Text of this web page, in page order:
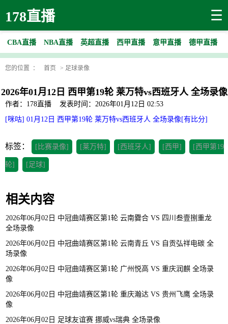
178直播 ☰
CBA直播 NBA直播 英超直播 西甲直播 意甲直播 德甲直播
您的位置 ： 首页 > 足球录像
2026年01月12日 西甲第19轮 莱万特vs西班牙人 全场录像
作者：178直播
发表时间：2026年01月12日 02:53
[咪咕] 01月12日 西甲第19轮 莱万特vs西班牙人 全场录像[有比分]
标签： [比赛录像] [莱万特] [西班牙人] [西甲] [西甲第19
轮] [足球]
相关内容
2026年06月02日 中冠曲靖赛区第1轮 云南爨合 VS 四川叁壹捌重龙
全场录像
2026年06月02日 中冠曲靖赛区第1轮 云南青丘 VS 自贡弘祥电碳 全
场录像
2026年06月02日 中冠曲靖赛区第1轮 广州悦高 VS 重庆润麒 全场录
像
2026年06月02日 中冠曲靖赛区第1轮 重庆瀚达 VS 贵州飞鹰 全场录
像
2026年06月02日 足球友谊赛 挪威vs瑞典 全场录像